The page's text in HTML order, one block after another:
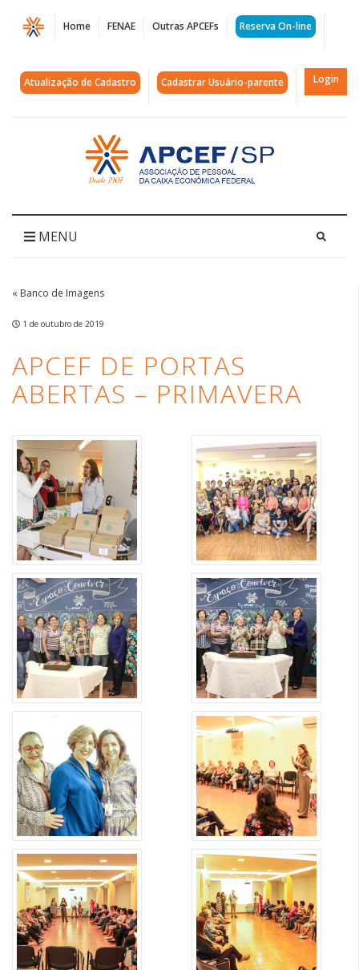
Página
APCEF
de
Abertas
Home FENAE Outras APCEFs Reserva On-line
Atualização de Cadastro Cadastrar Usuário-parente Login
Acessar
página
inicial
MENU
« Banco de Imagens
1 de outubro de 2019
APCEF DE PORTAS
ABERTAS – PRIMAVERA